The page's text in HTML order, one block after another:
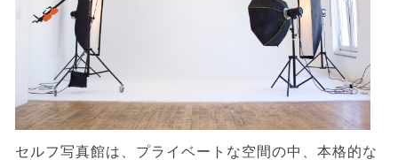
セルフ写真館は、プライベートな空間の中、本格的な